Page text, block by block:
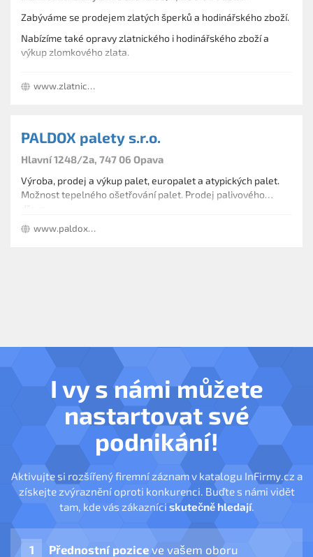
Zabýváme se prodejem zlatých šperků a hodinářského zboží.
Nabízíme také opravy zlatnického i hodinářského zboží a
výkup zlomkového zlata.
www.zlatnictvifuxova.cz
PALDOX palety s.r.o.
Hlavní 1248/2a, 747 06 Opava
Výroba, prodej a výkup palet, europalet a atypických palet.
Možnost tepelného ošetřování palet. Prodej palivového
www.paldox.cz
I vy s námi můžete
nastartovat své
podnikání!
Aktivujte si rozšířený firemní záznam v katalogu InFirmy.cz a
získejte zvýraznění oproti konkurenci. Buďte s námi vidět
tam, kde vás zákazníci skutečně hledají.
Přednostní pozice ve vašem oboru